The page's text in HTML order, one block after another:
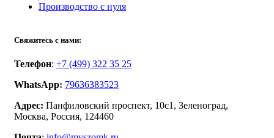
Производство с нуля
Свяжитесь с нами:
Телефон: +7 (499) 322 35 25
WhatsApp: 79636383523
Адрес: Панфиловский проспект, 10с1, Зеленоград,
Москва, Россия, 124460